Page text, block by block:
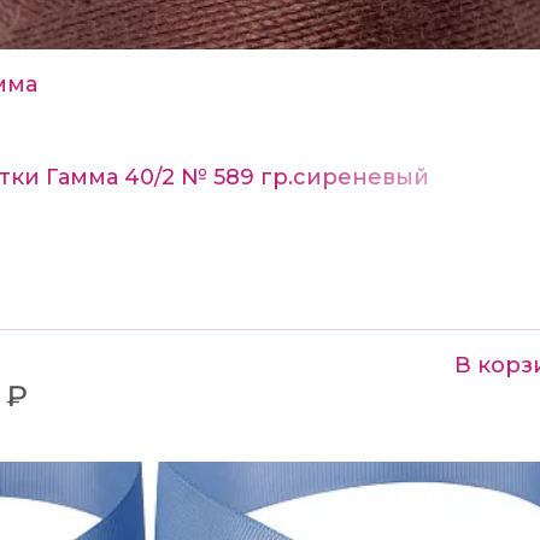
Гамма 40/2 № 589 гр.сиреневый
₽
В